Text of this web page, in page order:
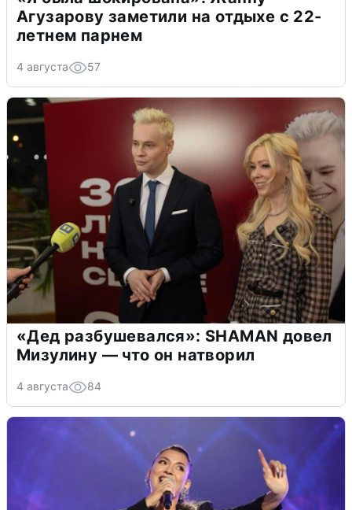
Агузарову заметили на отдыхе с 22-
летнем парнем
4 августа 57
«Дед разбушевался»: SHAMAN довел
Мизулину — что он натворил
4 августа 84